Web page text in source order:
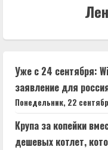
Уже с 24 сентября:
заявление для
Понедельник, 22
Крупа за копейки
дешевых котлет,